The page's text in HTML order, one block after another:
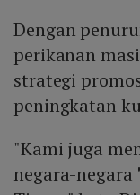
Dengan
perikanan
strategi
peningkatan
"Kami juga
negara-negara